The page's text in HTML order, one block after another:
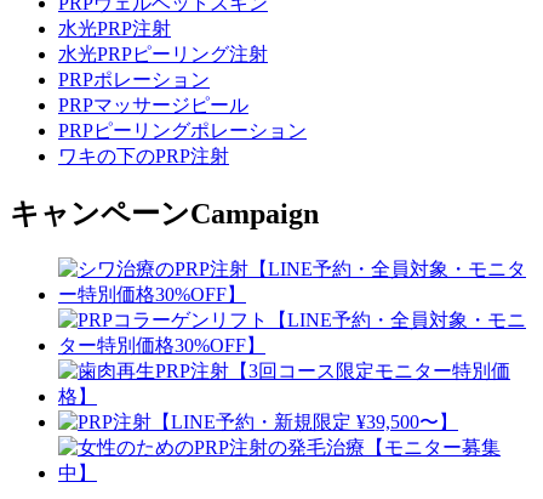
水光PRP注射
水光PRPピーリング注射
PRPポレーション
PRPマッサージピール
PRPピーリングポレーション
ワキの下のPRP注射
キャンペーンCampaign